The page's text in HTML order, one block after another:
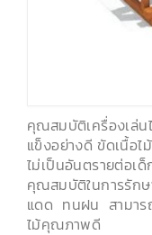
คุณสมบัติเครื่องเล่
แข็งอย่างดี ขัดเนื้อไ
ไม่เป็นอันตรายต่อเด็
คุณสมบัติในการรัก
แดด ทนฝน สามารถ
ไม้คุณภาพดี